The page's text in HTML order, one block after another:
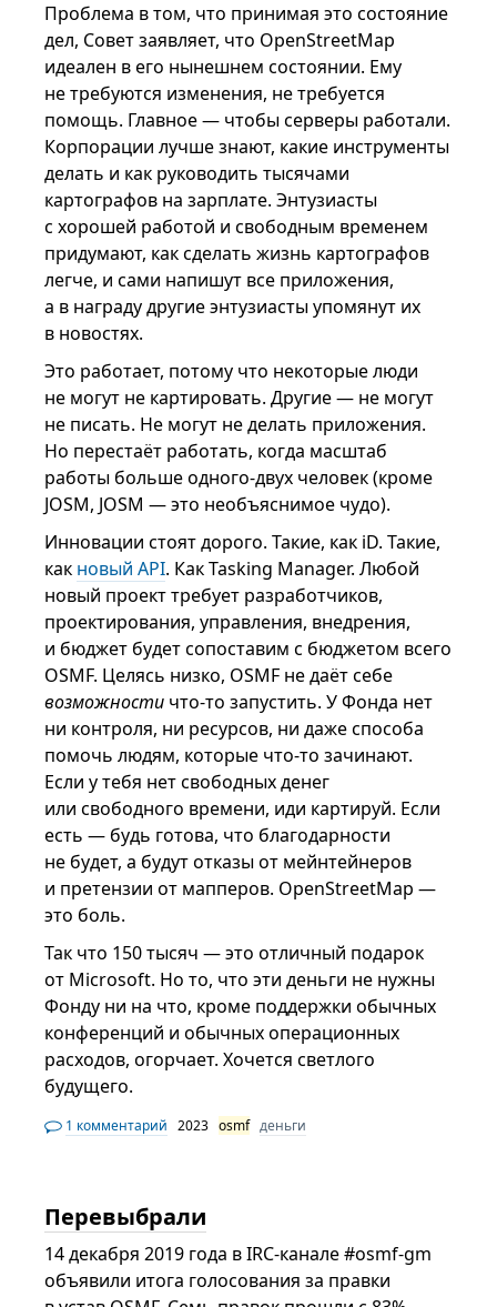
Проблема в том, что принимая это состояние
дел, Совет заявляет, что OpenStreetMap
идеален в его нынешнем состоянии. Ему
не требуются изменения, не требуется
помощь. Главное — чтобы серверы работали.
Корпорации лучше знают, какие инструменты
делать и как руководить тысячами
картографов на зарплате. Энтузиасты
с хорошей работой и свободным временем
придумают, как сделать жизнь картографов
легче, и сами напишут все приложения,
а в награду другие энтузиасты упомянут их
в новостях.
Это работает, потому что некоторые люди
не могут не картировать. Другие — не могут
не писать. Не могут не делать приложения.
Но перестаёт работать, когда масштаб
работы больше одного-двух человек (кроме
JOSM, JOSM — это необъяснимое чудо).
Инновации стоят дорого. Такие, как iD. Такие,
как новый API. Как Tasking Manager. Любой
новый проект требует разработчиков,
проектирования, управления, внедрения,
и бюджет будет сопоставим с бюджетом всего
OSMF. Целясь низко, OSMF не даёт себе
возможности что-то запустить. У Фонда нет
ни контроля, ни ресурсов, ни даже способа
помочь людям, которые что-то зачинают.
Если у тебя нет свободных денег
или свободного времени, иди картируй. Если
есть — будь готова, что благодарности
не будет, а будут отказы от мейнтейнеров
и претензии от мапперов. OpenStreetMap —
это боль.
Так что 150 тысяч — это отличный подарок
от Microsoft. Но то, что эти деньги не нужны
Фонду ни на что, кроме поддержки обычных
конференций и обычных операционных
расходов, огорчает. Хочется светлого
будущего.
1 комментарий 2023 osmf деньги
Перевыбрали
14 декабря 2019 года в IRC-канале #osmf-gm
объявили итога голосования за правки